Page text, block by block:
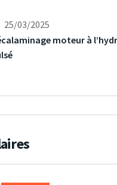
25/03/2025
moteur à